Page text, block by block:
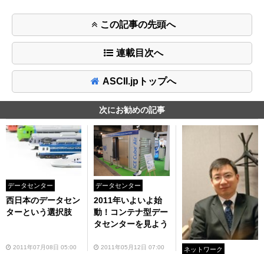
この記事の先頭へ
連載目次へ
ASCII.jpトップへ
次にお勧めの記事
データセンター
西日本のデータセン
ターという選択肢
2011年07月08日 05:00
データセンター
2011年いよいよ始
動！コンテナ型デー
タセンターを見よう
2011年05月12日 07:00 ネットワーク